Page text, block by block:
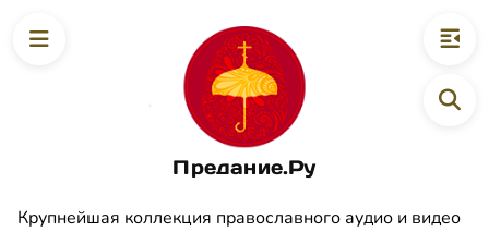
Предание.Ру
Крупнейшая коллекция православного аудио и видео